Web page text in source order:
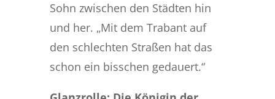
Sohn zwischen den Städten hin
und her. „Mit dem Trabant auf
den schlechten Straßen hat das
schon ein bisschen gedauert.“